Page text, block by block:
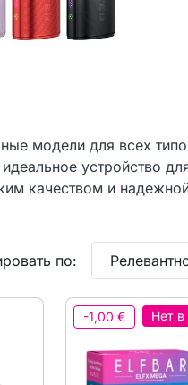
модели для всех
устройство
качеством и
по:
-1,00 € Нет в